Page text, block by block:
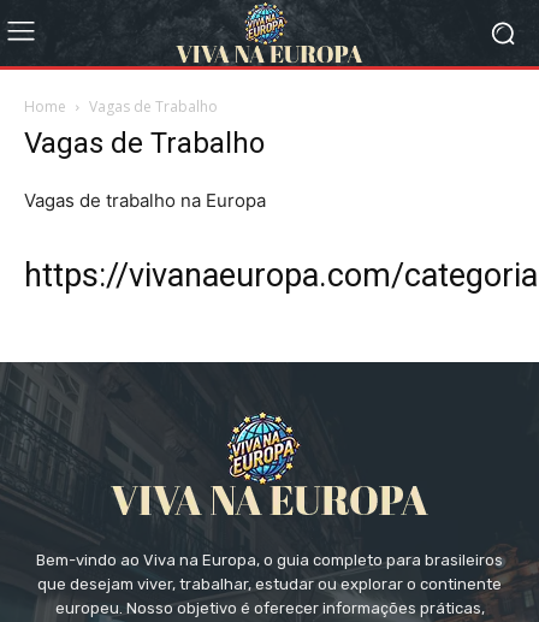
Home Vagas de Trabalho
Vagas de Trabalho
Vagas de trabalho na Europa
https://vivanaeuropa.com/
Bem-vindo ao Viva na Europa, o guia completo para brasileiros
que desejam viver, trabalhar, estudar ou explorar o continente
europeu. Nosso objetivo é oferecer informações práticas,